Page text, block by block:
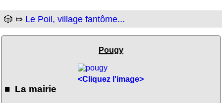
🎲 ⤇ Le Poil, village fantôme...
Pougy
<Cliquez l'image>
■ La mairie